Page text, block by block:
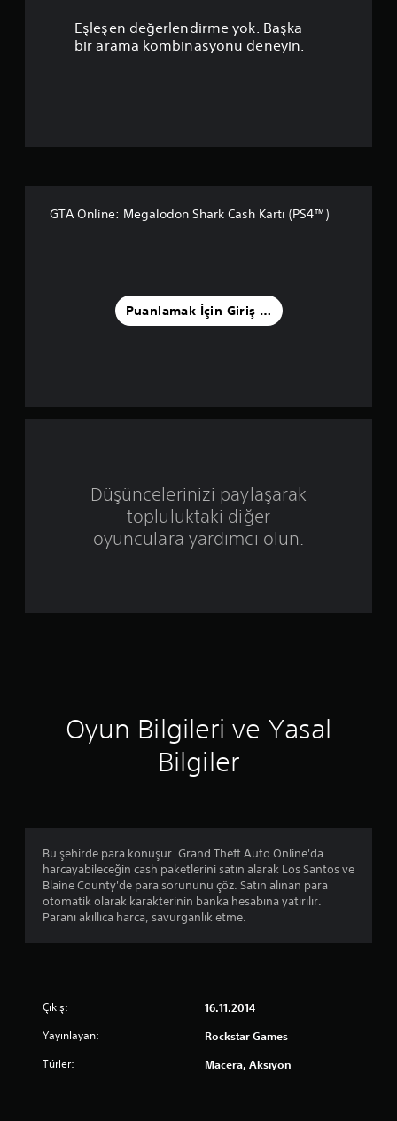
a
m
a
ı
i
n
6
6
ı
Eşleşen değerlendirme yok. Başka
bir arama kombinasyonu deneyin.
GTA Online: Megalodon Shark Cash Kartı (PS4™)
Puanlamak İçin Giriş Yapın
Düşüncelerinizi paylaşarak
topluluktaki diğer
oyunculara yardımcı olun.
Oyun Bilgileri ve Yasal
Bilgiler
Bu şehirde para konuşur. Grand Theft Auto Online'da
harcayabileceğin cash paketlerini satın alarak Los Santos ve
Blaine County'de para sorununu çöz. Satın alınan para
otomatik olarak karakterinin banka hesabına yatırılır.
Paranı akıllıca harca, savurganlık etme.
Çıkış: 16.11.2014
Yayınlayan: Rockstar Games
Türler: Macera, Aksiyon